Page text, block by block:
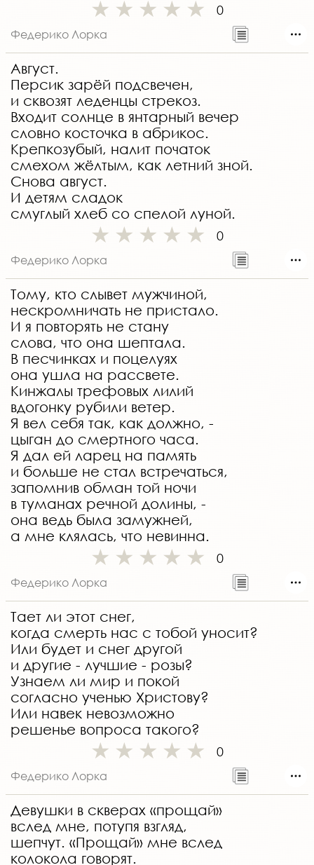
0
Федерико Лорка
Август.
Персик зарёй подсвечен,
и сквозят леденцы стрекоз.
Входит солнце в янтарный вечер
словно косточка в абрикос.
Крепкозубый, налит початок
смехом жёлтым, как летний зной.
Снова август.
И детям сладок
смуглый хлеб со спелой луной.
0
Федерико Лорка
Тому, кто слывет мужчиной,
нескромничать не пристало.
И я повторять не стану
слова, что она шептала.
В песчинках и поцелуях
она ушла на рассвете.
Кинжалы трефовых лилий
вдогонку рубили ветер.
Я вел себя так, как должно, -
цыган до смертного часа.
Я дал ей ларец на память
и больше не стал встречаться,
запомнив обман той ночи
в туманах речной долины, -
она ведь была замужней,
а мне клялась, что невинна.
0
Федерико Лорка
Тает ли этот снег,
когда смерть нас с тобой уносит?
Или будет и снег другой
и другие - лучшие - розы?
Узнаем ли мир и покой
согласно ученью Христову?
Или навек невозможно
решенье вопроса такого?
0
Федерико Лорка
Девушки в скверах «прощай»
вслед мне, потупя взгляд,
шепчут. «Прощай» мне вслед
колокола говорят.